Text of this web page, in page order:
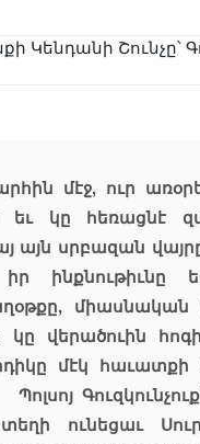
մէջ, ուր
եւ կը հեռացնէ
այն սրբազան
ինքնութիւնը
միասնական
կը վերածուին
մէկ հաւատքի
տեղի ունեցաւ